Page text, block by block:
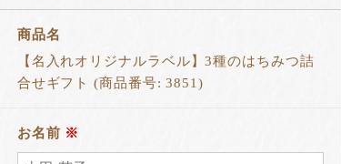
商品名
【名入れオリジナルラベル】3種のはちみつ詰
合せギフト (商品番号: 3851)
お名前 ※